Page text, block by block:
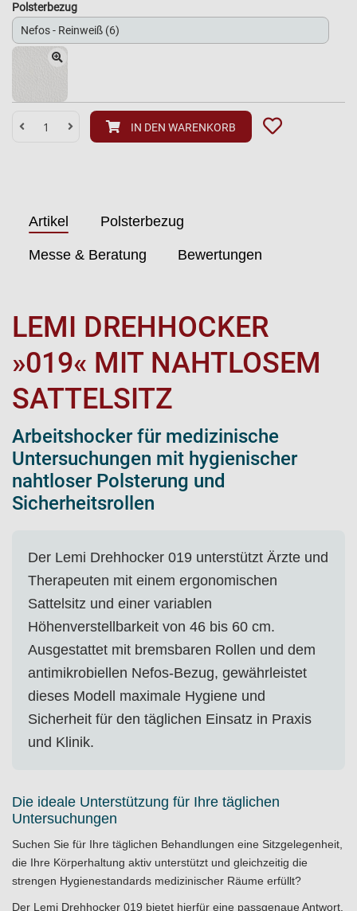
Polsterbezug
IN DEN WARENKORB
Artikel Polsterbezug
Messe & Beratung Bewertungen
LEMI DREHHOCKER
»019« MIT NAHTLOSEM
SATTELSITZ
Arbeitshocker für medizinische
Untersuchungen mit hygienischer
nahtloser Polsterung und
Sicherheitsrollen
Der Lemi Drehhocker 019 unterstützt Ärzte und
Therapeuten mit einem ergonomischen
Sattelsitz und einer variablen
Höhenverstellbarkeit von 46 bis 60 cm.
Ausgestattet mit bremsbaren Rollen und dem
antimikrobiellen Nefos-Bezug, gewährleistet
dieses Modell maximale Hygiene und
Sicherheit für den täglichen Einsatz in Praxis
und Klinik.
Die ideale Unterstützung für Ihre täglichen
Untersuchungen
Suchen Sie für Ihre täglichen Behandlungen eine Sitzgelegenheit,
die Ihre Körperhaltung aktiv unterstützt und gleichzeitig die
strengen Hygienestandards medizinischer Räume erfüllt?
Der Lemi Drehhocker 019 bietet hierfür eine passgenaue Antwort.